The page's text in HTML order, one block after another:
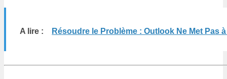
A lire : Résoudre le Problème : Outlook Ne Met Pas